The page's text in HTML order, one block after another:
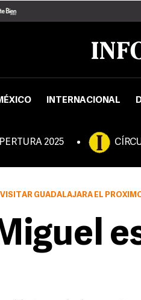
INTERNACIONAL
2025
EL PRÓXIMO AÑO COMO PARTE DE LA